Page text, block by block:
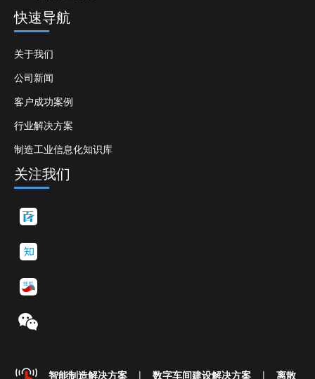
快速导航
关于我们
公司新闻
客户成功案例
行业解决方案
制造工业信息化知识库
关注我们
智能制造解决方案 | 数字车间建设解决方案 | 离散